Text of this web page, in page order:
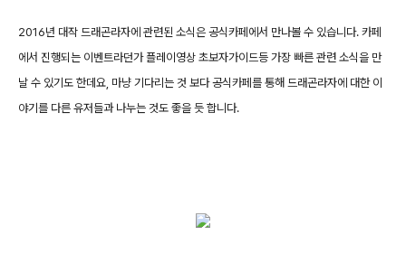
2016년 대작 드래곤라자에 관련된 소식은 공식카페에서 만나볼 수 있습니다. 카페
에서 진행되는 이벤트라던가 플레이영상 초보자가이드등 가장 빠른 관련 소식을 만
날 수 있기도 한데요, 마냥 기다리는 것 보다 공식카페를 통해 드래곤라자에 대한 이
야기를 다른 유저들과 나누는 것도 좋을 듯 합니다.